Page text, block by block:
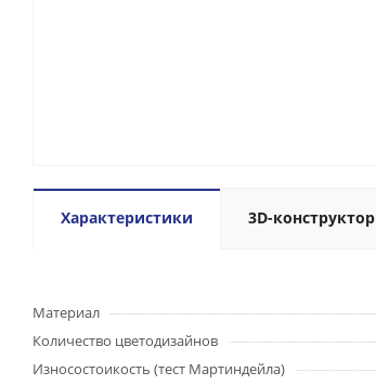
Характеристики 3D-конструктор
Материал
Количество цветодизайнов
Износостоикость (тест Мартиндейла)